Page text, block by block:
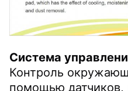
Система
Контроль
помощью